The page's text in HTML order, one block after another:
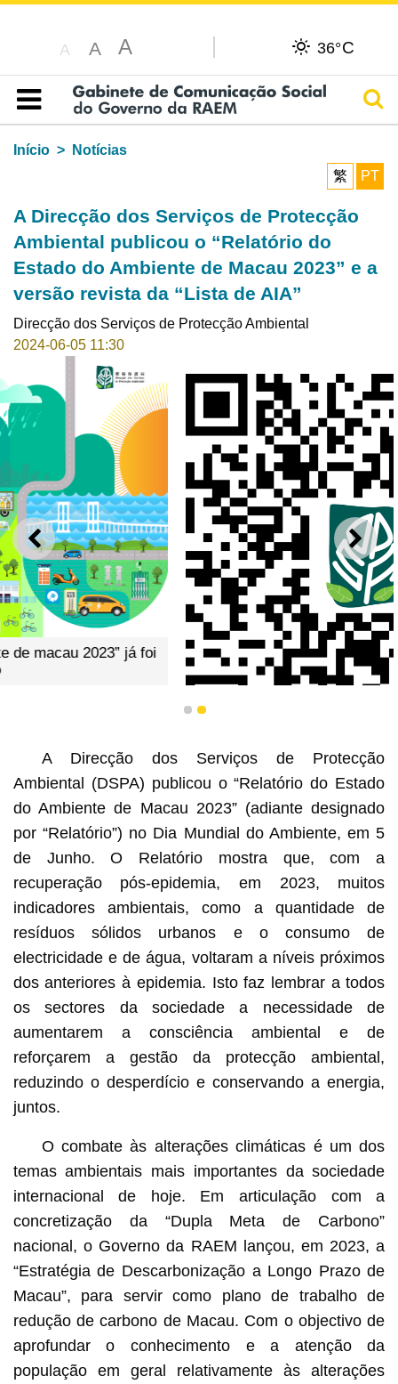
A A A 36°C
Índice
Início
Notícias
繁
PT
A Direcção dos Serviços de Protecção
Ambiental publicou o “Relatório do
Estado do Ambiente de Macau 2023” e a
versão revista da “Lista de AIA”
Direcção dos Serviços de Protecção Ambiental
2024-06-05 11:30
ANTERIOR
código qr do “relatório do estado do ambiente de macau
2023”
1 2
A Direcção dos Serviços de Protecção
Ambiental (DSPA) publicou o “Relatório do Estado
do Ambiente de Macau 2023” (adiante designado
por “Relatório”) no Dia Mundial do Ambiente, em 5
de Junho. O Relatório mostra que, com a
recuperação pós-epidemia, em 2023, muitos
indicadores ambientais, como a quantidade de
resíduos sólidos urbanos e o consumo de
electricidade e de água, voltaram a níveis próximos
dos anteriores à epidemia. Isto faz lembrar a todos
os sectores da sociedade a necessidade de
aumentarem a consciência ambiental e de
reforçarem a gestão da protecção ambiental,
reduzindo o desperdício e conservando a energia,
juntos.
O combate às alterações climáticas é um dos
temas ambientais mais importantes da sociedade
internacional de hoje. Em articulação com a
concretização da “Dupla Meta de Carbono”
nacional, o Governo da RAEM lançou, em 2023, a
“Estratégia de Descarbonização a Longo Prazo de
Macau”, para servir como plano de trabalho de
redução de carbono de Macau. Com o objectivo de
aprofundar o conhecimento e a atenção da
população em geral relativamente às alterações